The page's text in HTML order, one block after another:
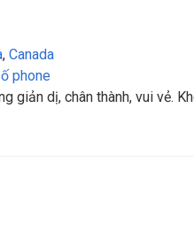
, Canada
phone
giản dị, chân thành, vui vẻ.